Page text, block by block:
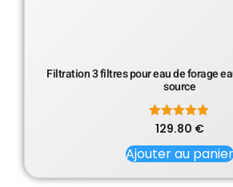
Filtration 3 filtres pour eau de forage
source
Note
sur 5
129.80 €
Ajouter au panier